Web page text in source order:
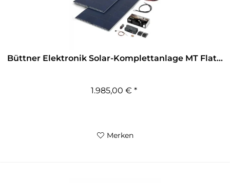
Büttner Elektronik Solar-Komplettanlage MT Flat...
1.985,00 € *
Merken